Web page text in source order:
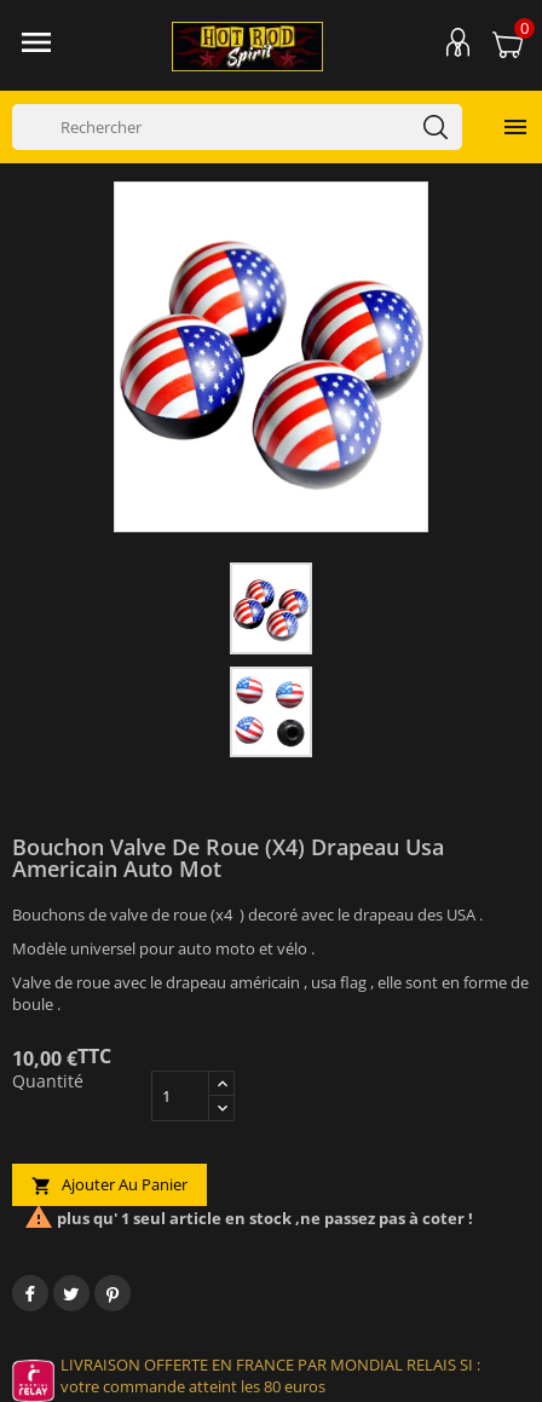
 0

Bouchon Valve De Roue (x4) Drapeau Usa
Americain Auto Mot
Bouchons de valve de roue (x4 ) decoré avec le drapeau des USA .
Modèle universel pour auto moto et vélo .
Valve de roue avec le drapeau américain , usa flag , elle sont en forme de
boule .
10,00 €TTC
Quantité
 Ajouter Au Panier
 plus qu' 1 seul article en stock ,ne passez pas à coter !
LIVRAISON OFFERTE EN FRANCE PAR MONDIAL RELAIS SI :
votre commande atteint les 80 euros